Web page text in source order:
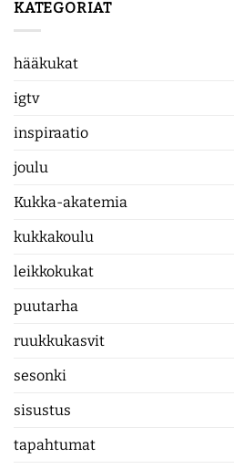
KATEGORIAT
hääkukat
igtv
inspiraatio
joulu
Kukka-akatemia
kukkakoulu
leikkokukat
puutarha
ruukkukasvit
sesonki
sisustus
tapahtumat